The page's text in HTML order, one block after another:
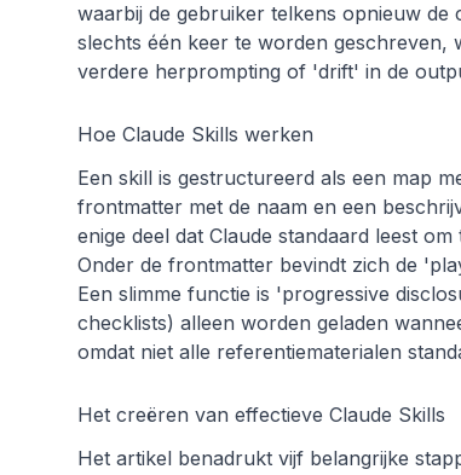
waarbij de gebruiker telkens opnieuw
slechts één keer te worden geschreven,
verdere herprompting of 'drift' in de
Hoe Claude Skills werken
Een skill is gestructureerd als een map
frontmatter met de naam en een
enige deel dat Claude standaard leest
Onder de frontmatter bevindt zich de
Een slimme functie is 'progressive
checklists) alleen worden geladen
omdat niet alle referentiematerialen
Het creëren van effectieve Claude Skills
Het artikel benadrukt vijf belangrijke